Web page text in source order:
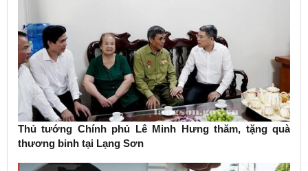
Thủ tướng Chính phủ Lê Minh Hưng thăm, tặng quà
thương binh tại Lạng Sơn